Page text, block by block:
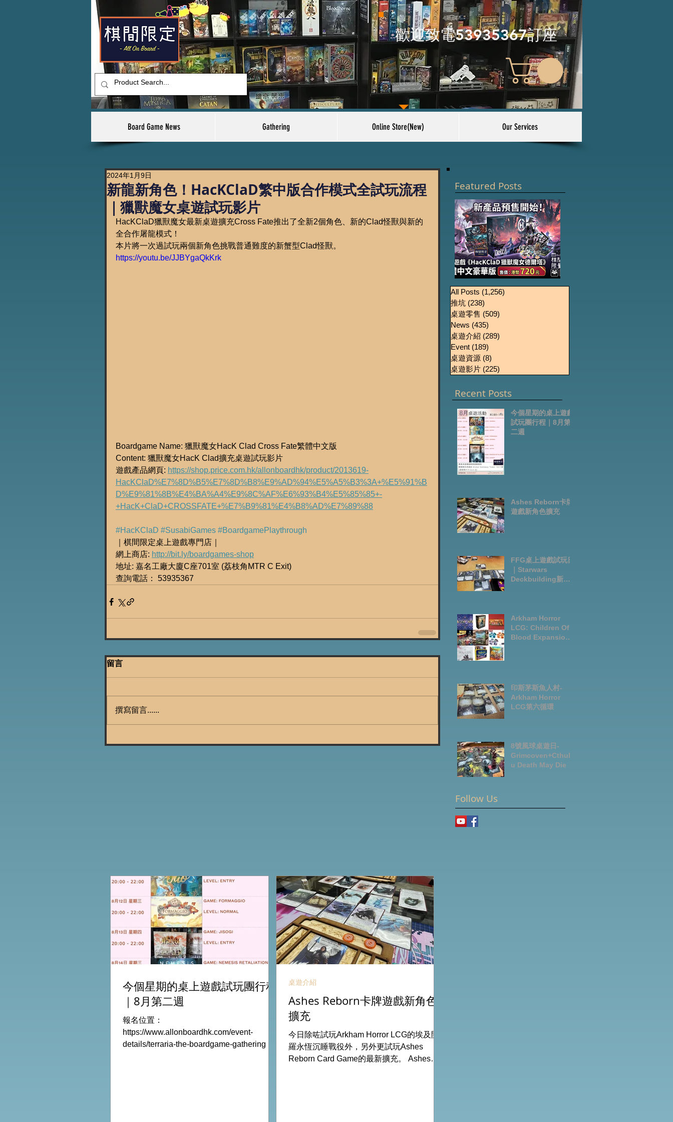
​歡迎致電53935367訂座
Board Game News Gathering Online Store(New) Our Services
新龍新角色！HacKClaD繁中版合作模式全試玩流程
｜獵獸魔女桌遊試玩影片
2024年1月9日
HacKClaD獵獸魔女最新桌遊擴充Cross Fate推出了全新2個角色、新的Clad怪獸與新的
全合作屠龍模式！
本片將一次過試玩兩個新角色挑戰普通難度的新蟹型Clad怪獸。
https://youtu.be/JJBYgaQkKrk
Boardgame Name: 獵獸魔女HacK Clad Cross Fate繁體中文版
Content: 獵獸魔女HacK Clad擴充桌遊試玩影片
遊戲產品網頁: https://shop.price.com.hk/allonboardhk/product/2013619-
HacKClaD%E7%8D%B5%E7%8D%B8%E9%AD%94%E5%A5%B3%3A+%E5%91%B
D%E9%81%8B%E4%BA%A4%E9%8C%AF%E6%93%B4%E5%85%85+-
+HacK+ClaD+CROSSFATE+%E7%B9%81%E4%B8%AD%E7%89%88
#HacKClaD #SusabiGames #BoardgamePlaythrough
｜棋間限定桌上遊戲專門店｜
網上商店: http://bit.ly/boardgames-shop
地址: 嘉名工廠大廈C座701室 (荔枝角MTR C Exit)
查詢電話： 53935367
留言
撰寫留言......
Featured Posts
《HacKClaD獵獸魔女
德爾塔》繁體中文豪
華版開放預售
All Posts (1,256)
推坑 (238)
桌遊零售 (509)
News (435)
桌遊介紹 (289)
Event (189)
桌遊資源 (8)
桌遊影片 (225)
Recent Posts
今個星期的桌上遊戲
試玩團行程｜8月第
二週
Ashes Reborn卡牌
遊戲新角色擴充
FFG桌上遊戲試玩日
｜Starwars
Deckbuilding新擴
deck
Arkham Horror
LCG: Children Of
Blood Expansion
印斯茅斯魚人村-
Arkham Horror
LCG第六循環
8號風球桌遊日-
Grimcoven+Cthulh
u Death May Die
Follow Us
今個星期的桌上遊戲試玩團行程
｜8月第二週
報名位置：
https://www.allonboardhk.com/event-
details/terraria-the-boardgame-gathering 試
Ashes Reborn卡牌遊戲新角色
擴充
今日除咗試玩Arkham Horror LCG的埃及開
羅永恆沉睡戰役外，另外更試玩Ashes
Reborn Card Game的最新擴充。 Ashes推
桌遊介紹